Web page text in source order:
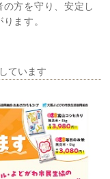
方を守り、安定し
ます。
ています